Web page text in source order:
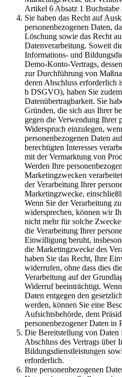
Artikel 6 Absatz 1
Sie haben das Recht auf
personenbezogenen Daten,
Löschung sowie das Recht
Datenverarbeitung. Soweit
Informations- und
Demo-Konto-Vertrags,
zur Durchführung von
deren Abschluss erforderlich
b DSGVO), haben Sie
Datenübertragbarkeit. Sie
Gründen, die sich aus Ihrer
gegen die Verwendung Ihrer
Widerspruch einzulegen,
personenbezogenen Daten
berechtigten Interesses
mit der Vermarktung von
Werden Ihre
Marketingzwecken
der Verarbeitung Ihrer
Marketingzwecke,
Wenn Sie der Verarbeitung
widersprechen, können wir
nicht mehr für solche
die Verarbeitung Ihrer
Einwilligung beruht,
die Marketingzwecke des
haben Sie das Recht, Ihre
widerrufen, ohne dass dies
Verarbeitung auf der
Widerruf beeinträchtigt.
Daten entgegen den
werden, können Sie eine
Aufsichtsbehörde, dem
personenbezogener Daten in
Die Bereitstellung von
Abschluss des Vertrags über
Bildungsdienstleistungen
erforderlich.
Ihre personenbezogenen